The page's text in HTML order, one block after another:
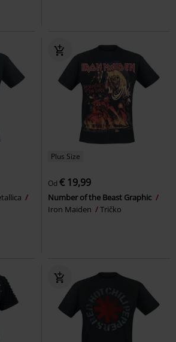
Plus Size
Od € 19,99
Number of the Beast Graphic
Iron Maiden
Tričko